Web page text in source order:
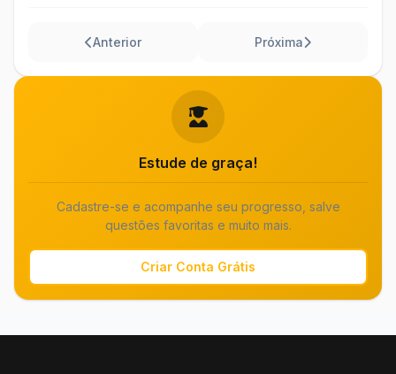
Anterior Próxima
Estude de graça!
Cadastre-se e acompanhe seu progresso, salve
questões favoritas e muito mais.
Criar Conta Grátis